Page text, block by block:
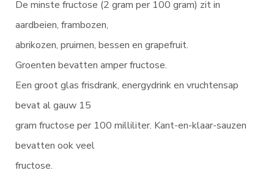
De minste fructose (2 gram per 100 gram) zit in
aardbeien, frambozen,
abrikozen, pruimen, bessen en grapefruit.
Groenten bevatten amper fructose.
Een groot glas frisdrank, energydrink en vruchtensap
bevat al gauw 15
gram fructose per 100 milliliter. Kant-en-klaar-sauzen
bevatten ook veel
fructose.